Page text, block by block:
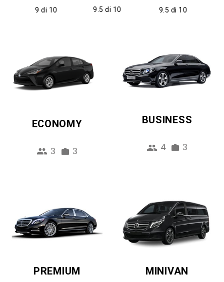
9 di 10 9.5 di 10 9.5 di 10
ECONOMY
3 3
BUSINESS
4 3
PREMIUM MINIVAN